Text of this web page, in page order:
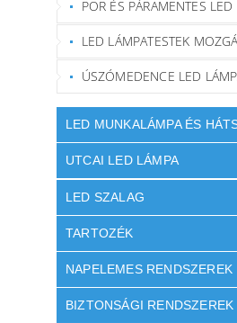
POR ÉS PÁRAMENTES
LED LÁMPATESTEK
ÚSZÓMEDENCE LED
LED MUNKALÁMPA ÉS
UTCAI LED LÁMPA
LED SZALAG
TARTOZÉK
NAPELEMES RENDSZEREK
BIZTONSÁGI RENDSZEREK